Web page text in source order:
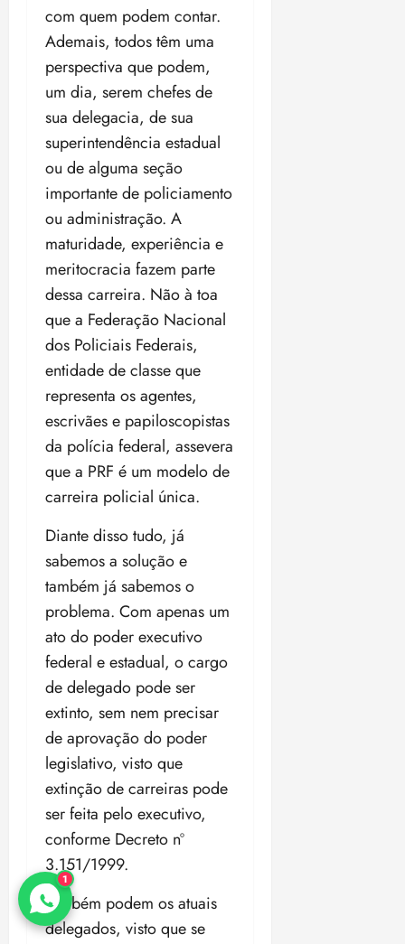
com quem podem contar.
Ademais, todos têm uma
perspectiva que podem,
um dia, serem chefes de
sua delegacia, de sua
superintendência estadual
ou de alguma seção
importante de policiamento
ou administração. A
maturidade, experiência e
meritocracia fazem parte
dessa carreira. Não à toa
que a Federação Nacional
dos Policiais Federais,
entidade de classe que
representa os agentes,
escrivães e papiloscopistas
da polícia federal, assevera
que a PRF é um modelo de
carreira policial única.
Diante disso tudo, já
sabemos a solução e
também já sabemos o
problema. Com apenas um
ato do poder executivo
federal e estadual, o cargo
de delegado pode ser
extinto, sem nem precisar
de aprovação do poder
legislativo, visto que
extinção de carreiras pode
ser feita pelo executivo,
conforme Decreto nº
3.151/1999.
Também podem os atuais
delegados, visto que se
1